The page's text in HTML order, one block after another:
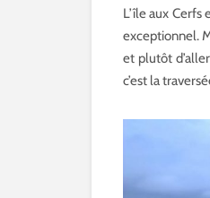
L’île aux Cerfs
exceptionnel.
et plutôt
c’est la